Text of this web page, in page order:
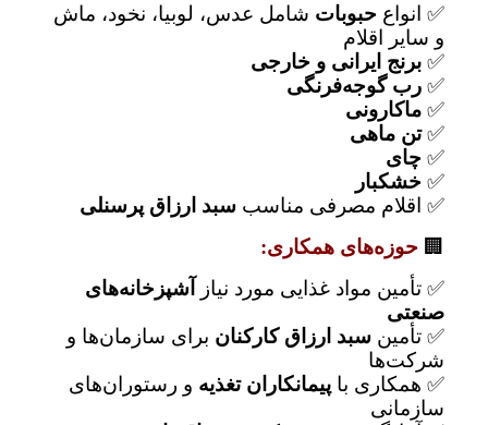
✅ انواعحبوباتشامل عدس، لوبیا، نخود، ماش
و سایر اقلام
برنج ایرانی و خارجی
رب گوجه‌فرنگی
ماکارونی
تن ماهی
چای
خشکبار
✅ اقلام مصرفی مناسبسبد ارزاق پرسنلی
حوزه‌های همکاری:
✅ تأمین مواد غذایی مورد نیاز آشپزخانه‌های
صنعتی
✅ تأمینسبد ارزاق کارکنانبرای سازمان‌ها و
شرکت‌ها
✅ همکاری با پیمانکاران تغذیهو رستوران‌های
سازمانی